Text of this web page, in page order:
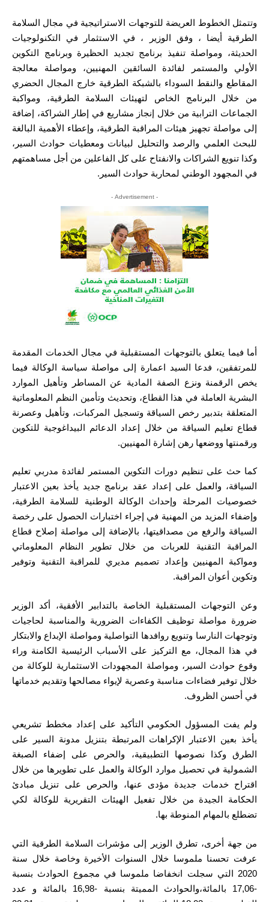
وتتمثل الخطوط العريضة للتوجهات الاستراتيجية في مجال السلامة
الطرقية أيضا ، وفق الوزير ، في الاستثمار في التكنولوجيات
الحديثة، ومواصلة تنفيذ برنامج تجديد الحظيرة وبرنامج التكوين
الأولي والمستمر لفائدة السائقين المهنيين، ومواصلة معالجة
المقاطع والنقط السوداء بالشبكة الطرقية خارج المجال الحضري
من خلال البرنامج الخاص لتهيئات السلامة الطرقية، ومواكبة
الجماعات الترابية من خلال إنجاز مشاريع في إطار الشراكة، إضافة
إلى مواصلة تجهيز هيئات المراقبة الطرقية، وإعطاء الأهمية البالغة
للبحث العلمي والرصد والتحليل لبيانات ومعطيات حوادث السير،
وكذا تنويع الشراكات والانفتاح على كل الفاعلين من أجل مساهمتهم
في المجهود الوطني لمحاربة حوادث السير.
- Advertisement -
أما فيما يتعلق بالتوجهات المستقبلية في مجال الخدمات المقدمة
للمرتفقين، فدعا السيد اعمارة إلى مواصلة سياسة الوكالة فيما
يخص الرقمنة ونزع الصفة المادية عن المساطر وتأهيل الموارد
البشرية العاملة في هذا القطاع، وتحديث وتأمين النظم المعلوماتية
المتعلقة بتدبير رخص السياقة وتسجيل المركبات، وتأهيل وعصرنة
قطاع تعليم السياقة من خلال إعداد الدعائم البيداغوجية للتكوين
ورقمنتها ووضعها رهن إشارة المهنيين.
كما حث على تنظيم دورات التكوين المستمر لفائدة مدربي تعليم
السياقة، والعمل على إعداد عقد برنامج جديد يأخذ بعين الاعتبار
خصوصيات المرحلة وإحداث الوكالة الوطنية للسلامة الطرقية،
وإضفاء المزيد من المهنية في إجراء اختبارات الحصول على رخصة
السياقة والرفع من مصداقيتها، بالإضافة إلى مواصلة إصلاح قطاع
المراقبة التقنية للعربات من خلال تطوير النظام المعلوماتي
ومواكبة المهنيين وإعداد تصميم مديري للمراقبة التقنية وتوفير
وتكوين أعوان المراقبة.
وعن التوجهات المستقبلية الخاصة بالتدابير الأفقية، أكد الوزير
ضرورة مواصلة توظيف الكفاءات الضرورية والمناسبة لحاجيات
وتوجهات النارسا وتنويع روافدها التواصلية ومواصلة الإبداع والابتكار
في هذا المجال، مع التركيز على الأسباب الرئيسية الكامنة وراء
وقوع حوادث السير، ومواصلة المجهودات الاستثمارية للوكالة من
خلال توفير فضاءات مناسبة وعصرية لإيواء مصالحها وتقديم خدماتها
في أحسن الظروف.
ولم يفت المسؤول الحكومي التأكيد على إعداد مخطط تشريعي
يأخذ بعين الاعتبار الإكراهات المرتبطة بتنزيل مدونة السير على
الطرق وكذا نصوصها التطبيقية، والحرص على إضفاء الصبغة
الشمولية في تحصيل موارد الوكالة والعمل على تطويرها من خلال
اقتراح خدمات جديدة مؤدى عنها، والحرص على تنزيل مبادئ
الحكامة الجيدة من خلال تفعيل الهيئات التقريرية للوكالة لكي
تضطلع بالمهام المنوطة بها.
من جهة أخرى، تطرق الوزير إلى مؤشرات السلامة الطرقية التي
عرفت تحسنا ملموسا خلال السنوات الأخيرة وخاصة خلال سنة
2020 التي سجلت انخفاضا ملموسا في مجموع الحوادث بنسبة
-17,06 بالمائة،والحوادث المميتة بنسبة -16,98 بالمائة و عدد